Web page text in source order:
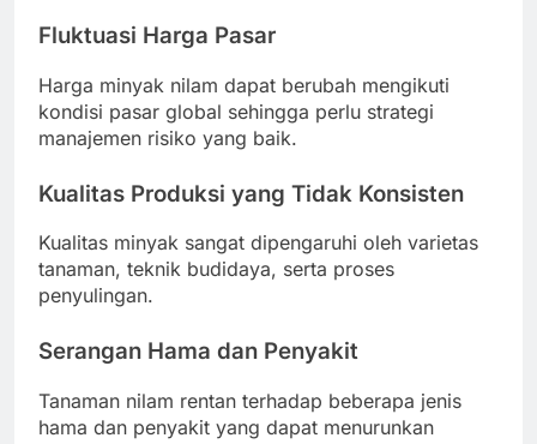
Fluktuasi Harga Pasar
Harga minyak nilam dapat berubah mengikuti
kondisi pasar global sehingga perlu strategi
manajemen risiko yang baik.
Kualitas Produksi yang Tidak Konsisten
Kualitas minyak sangat dipengaruhi oleh varietas
tanaman, teknik budidaya, serta proses
penyulingan.
Serangan Hama dan Penyakit
Tanaman nilam rentan terhadap beberapa jenis
hama dan penyakit yang dapat menurunkan